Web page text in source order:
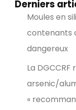
Derniers
Moules en
contenants
dangereux
La
arsenic/
«